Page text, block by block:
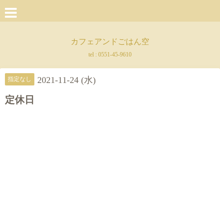
カフェアンドごはん空
tel : 0551-45-9610
指定なし 2021-11-24 (水)
定休日